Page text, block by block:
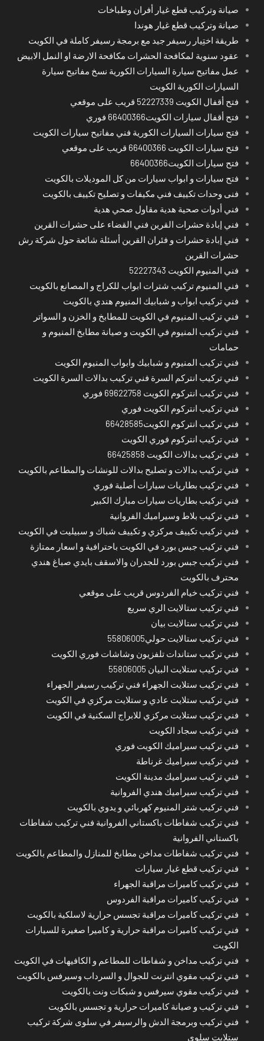
صيانة وتركيب قطع غيار أفران وطباخات
صيانة وتركيب قطع غيار هوندا
طريقة اختِيار رسيفر جيد مع برمجة رسيفر كاملة في الكويت
عقود سنوية لمكافحة الحشرات مكافحة الارضة او النمل الابيض
عمل مفاتيح سيارة السيارات الكورية نسخ مفاتيح سيارة
السيارات الكورية الكويت
فتح أقفال الكويت 52227339 قريب على موقعي
فتح أقفال سيارات الكويت66400366 فوري
فتح سيارات السيارات الكورية فني مفاتيح سيارات الكويت
فتح سيارات الكويت 66400366 قريب على موقعي
فتح سيارات الكويت66400366
فتح سيارات و ابواب سيارات من كل الموديلات بالكويت
فنى وحدات تكييف فني مكيفات و تصليح تكييف بالكويت
فني أدوات صحية هدية مقاول صحي هدية
فني إبادة حشرات القرين فني القضاء على حشرات القرين
فني إبادة حشرات و فئران القرين أسئلة شائعة حول شركة رش
حشرات القرين
فني المنيوم الكويت 52227343
فني المنيوم تركيب شترات ابواب للكراج و المصانع بالكويت
فني تركيب ابواب و شبابيك المنيوم هندي بالكويت
فني تركيب المنيوم في الكويت للمطابخ و الخزن و السواتر
فني تركيب المنيوم في الكويت و صيانة مطابخ المنيوم و
حمامات
فني تركيب المنيوم و شبابيك وابواب المنيوم الكويت
فني تركيب انتركم السرة فني تركيب بدالات السرة الكويت
فني تركيب انتركوم الكويت 69622758 فوري
فني تركيب انتركوم الكويت فوري
فني تركيب انتركوم الكويت66428585
فني تركيب انتركوم فوري الكويت
فني تركيب بدالات الكويت 66425858
فني تركيب بدالات و تصليح بدالات للونشات والمطاعم بالكويت
فني تركيب بطاريات سيارات أصلية فوري
فني تركيب بطاريات سيارات مبارك الكبير
فني تركيب بلاط وسيراميك الفروانية
فني تركيب تكييف مركزي و تكييف شباك و سبيليت في الكويت
فني تركيب جبس بورد في الكويت باحترافية و اسعار ممتازة
فني تركيب جبس بورد للجدران والاسقف بايدي صباغ هندي
محترف بالكويت
فني تركيب خيام الفردوس قريب على موقعي
فني تركيب ستالايت الري سريع
فني تركيب ستالايت بيان
فني تركيب ستالايت حولي55806005
فني تركيب ستاندات تلفزيون وشاشات فوري الكويت
فني تركيب ستلايت البيان 55806005
فني تركيب ستلايت الجهراء فني تركيب رسيفر الجهراء
فني تركيب ستلايت عادي و ستلايت مركزي في الكويت
فني تركيب ستلايت مركزي للابراج السكنية في الكويت
فني تركيب سجاد الكويت
فني تركيب سيراميك الكويت فوري
فني تركيب سيراميك غرناطة
فني تركيب سيراميك مدينة الكويت
فني تركيب سيراميك هندي الفروانية
فني تركيب شتر المنيوم كهربائي و يدوي بالكويت
فني تركيب شفاطات باكستاني الفروانية فني تركيب شفاطات
باكستاني الفروانية
فني تركيب شفاطات مداخن مطابخ للمنازل والمطاعم بالكويت
فني تركيب قطع غيار سيارات
فني تركيب كاميرات مراقبة الجهراء
فني تركيب كاميرات مراقبة الفردوس
فني تركيب كاميرات مراقبة تجسس حرارية لاسلكية بالكويت
فني تركيب كاميرات مراقبة حرارية و كاميرا صغيرة للسيارات
الكويت
فني تركيب مداخن و شفاطات للمطاعم و الكافيهات في الكويت
فني تركيب مقوي انترنت للجوال و السرداب وسيرفس بالكويت
فني تركيب مقوي سيرفس و شبكات ونت بالكويت
فني تركيب و صيانة كاميرات حرارية و تجسس بالكويت
فني تركيب وبرمجة الدش والرسيفر في سلوى شركة تركيب
ستلايت سلوى